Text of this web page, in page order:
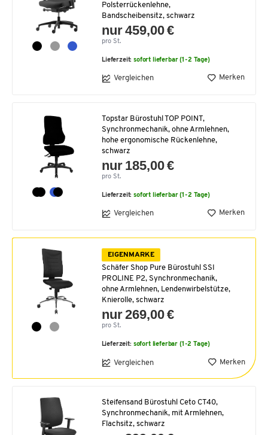
Polsterrückenlehne,
Bandscheibensitz, schwarz
nur 459,00 €
pro St.
Lieferzeit:sofort lieferbar (1-2 Tage)
Vergleichen Merken
Topstar Bürostuhl TOP POINT,
Synchronmechanik, ohne Armlehnen,
hohe ergonomische Rückenlehne,
schwarz
nur 185,00 €
pro St.
Lieferzeit:sofort lieferbar (1-2 Tage)
Vergleichen Merken
EIGENMARKE
Schäfer Shop Pure Bürostuhl SSI
PROLINE P2, Synchronmechanik,
ohne Armlehnen, Lendenwirbelstütze,
Knierolle, schwarz
nur 269,00 €
pro St.
Lieferzeit: sofort lieferbar (1-2 Tage)
Vergleichen Merken
Steifensand Bürostuhl Ceto CT40,
Synchronmechanik, mit Armlehnen,
Flachsitz, schwarz